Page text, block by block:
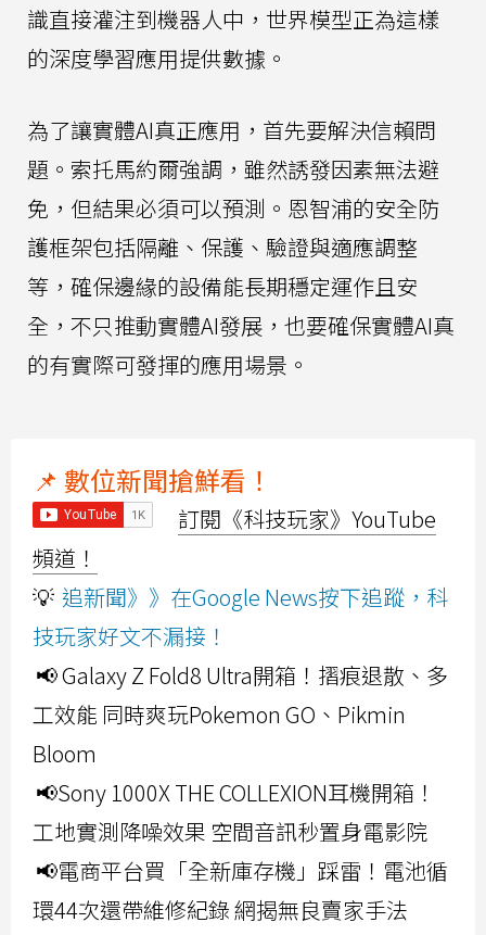
識直接灌注到機器人中，世界模型正為這樣
的深度學習應用提供數據。
為了讓實體AI真正應用，首先要解決信賴問
題。索托馬約爾強調，雖然誘發因素無法避
免，但結果必須可以預測。恩智浦的安全防
護框架包括隔離、保護、驗證與適應調整
等，確保邊緣的設備能長期穩定運作且安
全，不只推動實體AI發展，也要確保實體AI真
的有實際可發揮的應用場景。
📌 數位新聞搶鮮看！
訂閱《科技玩家》YouTube
頻道！
💡 追新聞》》在Google News按下追蹤，科
技玩家好文不漏接！
📢 Galaxy Z Fold8 Ultra開箱！摺痕退散、多
工效能 同時爽玩Pokemon GO、Pikmin
Bloom
📢Sony 1000X THE COLLEXION耳機開箱！
工地實測降噪效果 空間音訊秒置身電影院
📢電商平台買「全新庫存機」踩雷！電池循
環44次還帶維修紀錄 網揭無良賣家手法